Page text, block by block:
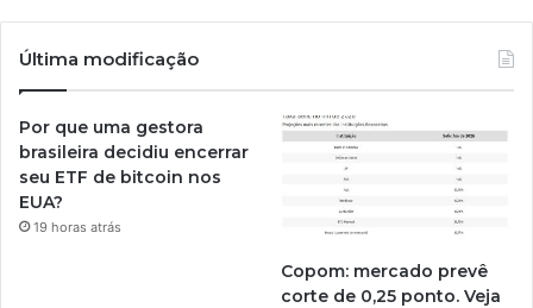
Última modificação
Por que uma gestora
brasileira decidiu encerrar
seu ETF de bitcoin nos
EUA?
19 horas atrás
Copom: mercado prevê
corte de 0,25 ponto. Veja